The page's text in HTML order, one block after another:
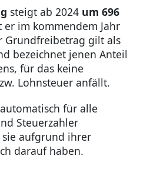
steigt ab 2024 um 696
er im kommendem Jahr
Grundfreibetrag gilt als
bezeichnet jenen Anteil
für das keine
Lohnsteuer anfällt.
für alle
Steuerzahler
aufgrund ihrer
darauf haben.